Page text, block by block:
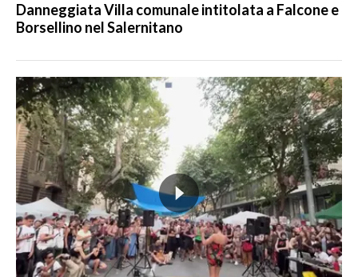
Danneggiata Villa comunale intitolata a Falcone e
Borsellino nel Salernitano